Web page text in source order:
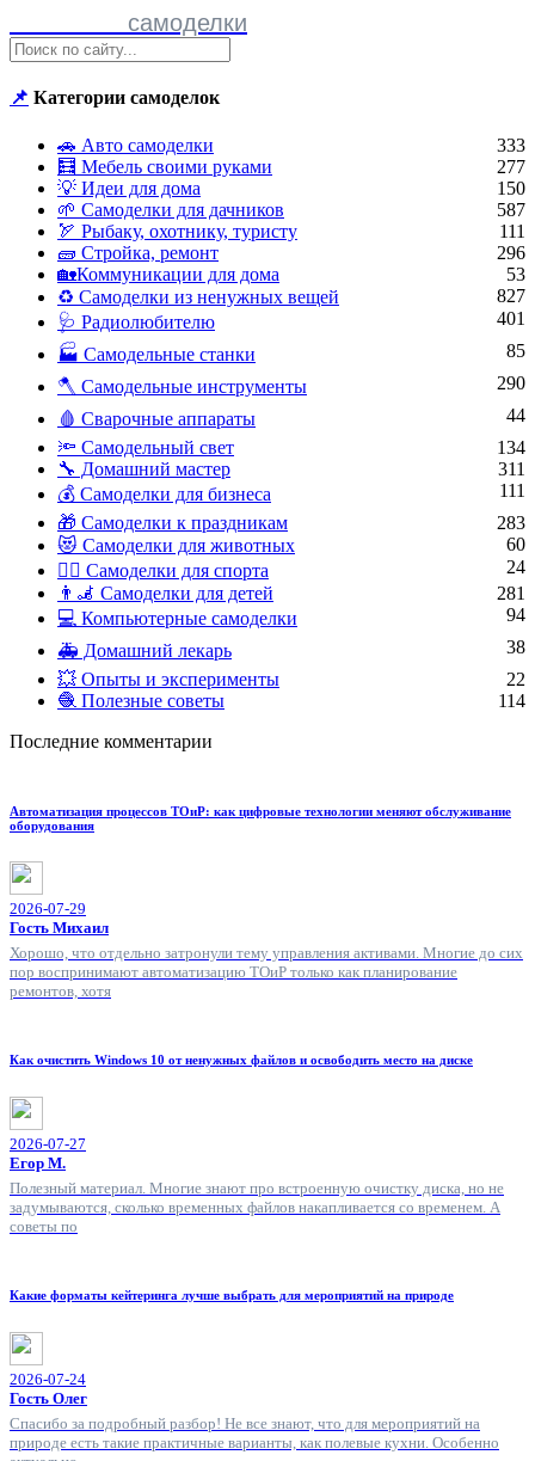
самоделки
📌 Категории самоделок
🚗 Авто самоделки
333
🧮 Мебель своими руками
277
💡 Идеи для дома
150
🌱 Самоделки для дачников
587
🏹 Рыбаку, охотнику, туристу
111
🧱 Стройка, ремонт
296
🏡Коммуникации для дома
53
♻ Самоделки из ненужных вещей
827
🩺 Радиолюбителю
401
🏭 Самодельные станки
85
🪓 Самодельные инструменты
290
🩸 Сварочные аппараты
44
🔦 Самодельный свет
134
🔧 Домашний мастер
311
💰 Самоделки для бизнеса
111
🎁 Самоделки к праздникам
283
😻 Самоделки для животных
60
🏋️‍♀️ Самоделки для спорта
24
👨‍🦼 Самоделки для детей
281
💻 Компьютерные самоделки
94
🚑 Домашний лекарь
38
💥 Опыты и эксперименты
22
🧶 Полезные советы
114
Последние комментарии
Автоматизация процессов ТОиР: как цифровые технологии меняют обслуживание
оборудования
2026-07-29
Гость Михаил
Хорошо, что отдельно затронули тему управления активами. Многие до сих
пор воспринимают автоматизацию ТОиР только как планирование
ремонтов, хотя
Как очистить Windows 10 от ненужных файлов и освободить место на диске
2026-07-27
Егор М.
Полезный материал. Многие знают про встроенную очистку диска, но не
задумываются, сколько временных файлов накапливается со временем. А
советы по
Какие форматы кейтеринга лучше выбрать для мероприятий на природе
2026-07-24
Гость Олег
Спасибо за подробный разбор! Не все знают, что для мероприятий на
природе есть такие практичные варианты, как полевые кухни. Особенно